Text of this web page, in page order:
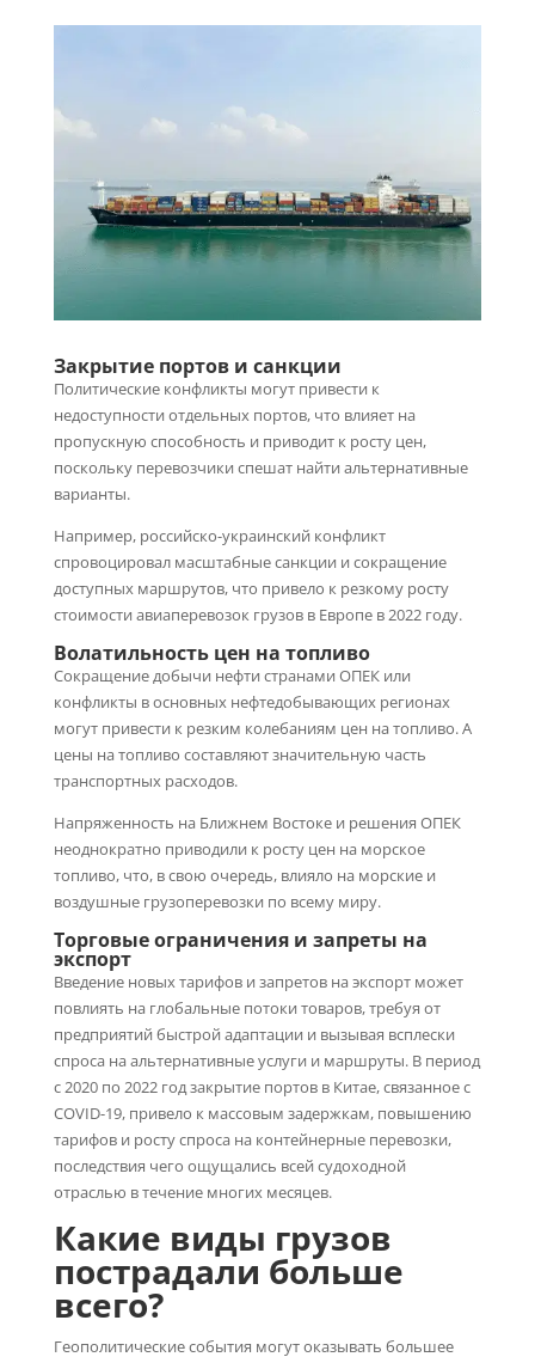
Закрытие портов и санкции
Политические конфликты могут привести к
недоступности отдельных портов, что влияет на
пропускную способность и приводит к росту цен,
поскольку перевозчики спешат найти альтернативные
варианты.
Например, российско-украинский конфликт
спровоцировал масштабные санкции и сокращение
доступных маршрутов, что привело к резкому росту
стоимости авиаперевозок грузов в Европе в 2022 году.
Волатильность цен на топливо
Сокращение добычи нефти странами ОПЕК или
конфликты в основных нефтедобывающих регионах
могут привести к резким колебаниям цен на топливо. А
цены на топливо составляют значительную часть
транспортных расходов.
Напряженность на Ближнем Востоке и решения ОПЕК
неоднократно приводили к росту цен на морское
топливо, что, в свою очередь, влияло на морские и
воздушные грузоперевозки по всему миру.
Торговые ограничения и запреты на
экспорт
Введение новых тарифов и запретов на экспорт может
повлиять на глобальные потоки товаров, требуя от
предприятий быстрой адаптации и вызывая всплески
спроса на альтернативные услуги и маршруты. В период
с 2020 по 2022 год закрытие портов в Китае, связанное с
COVID-19, привело к массовым задержкам, повышению
тарифов и росту спроса на контейнерные перевозки,
последствия чего ощущались всей судоходной
отраслью в течение многих месяцев.
Какие виды грузов
пострадали больше
всего?
Геополитические события могут оказывать большее